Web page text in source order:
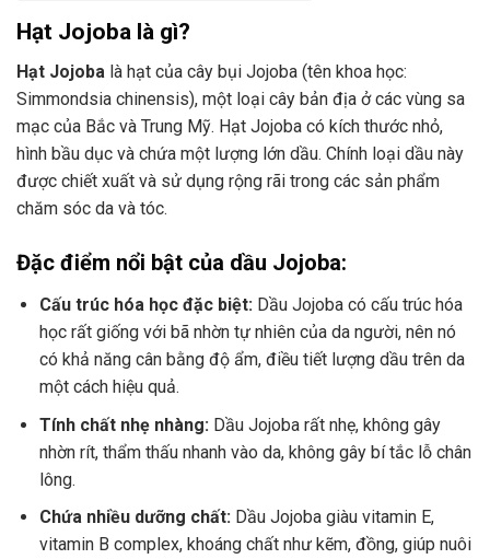
Hạt Jojoba là gì?
Hạt Jojoba là hạt của cây bụi Jojoba (tên khoa học:
Simmondsia chinensis), một loại cây bản địa ở các vùng sa
mạc của Bắc và Trung Mỹ. Hạt Jojoba có kích thước nhỏ,
hình bầu dục và chứa một lượng lớn dầu. Chính loại dầu này
được chiết xuất và sử dụng rộng rãi trong các sản phẩm
chăm sóc da và tóc.
Đặc điểm nổi bật của dầu Jojoba:
Cấu trúc hóa học đặc biệt:Dầu Jojoba có cấu trúc hóa
học rất giống với bã nhờn tự nhiên của da người, nên nó
có khả năng cân bằng độ ẩm, điều tiết lượng dầu trên da
một cách hiệu quả.
Tính chất nhẹ nhàng: Dầu Jojoba rất nhẹ, không gây
nhờn rít, thẩm thấu nhanh vào da, không gây bí tắc lỗ chân
lông.
Chứa nhiều dưỡng chất:Dầu Jojoba giàu vitamin E,
vitamin B complex, khoáng chất như kẽm, đồng, giúp nuôi